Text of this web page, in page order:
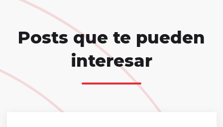
Posts que te pueden
interesar